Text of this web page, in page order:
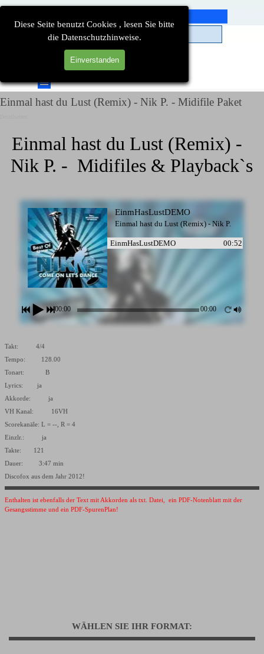
Diese Seite benutzt Cookies , lesen Sie bitte
die Datenschutzhinweise.
Einverstanden
Direkt zum Seiteninhalt
Menü überspringen
Einmal hast du Lust (Remix) - Nik P. - Midifile Paket
Einmal hast du Lust (Remix) -
Nik P. -  Midifiles & Playback`s
EinmHasLustDEMO
Einmal hast du Lust (Remix) - Nik P.
EinmHasLustDEMO 00:52
00:00 00:00
Takt: 4/4
Tempo: 128.00
Tonart: B
Lyrics: ja
Akkorde: ja
VH Kanal: 16VH
Scorekanäle: L = --, R = 4
Einzlr.: ja
Takte: 121
Dauer: 3:47 min
Discofox aus dem Jahr 2012!
Enthalten ist ebenfalls der Text mit Akkorden als txt. Datei, ein PDF-Notenblatt mit der
Gesangsstimme und ein PDF-SpurenPlan!
WÄHLEN SIE IHR FORMAT: